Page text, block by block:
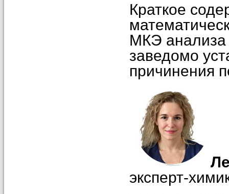
Краткое
МКЭ анализа
заведомо
причинения
эксперт-